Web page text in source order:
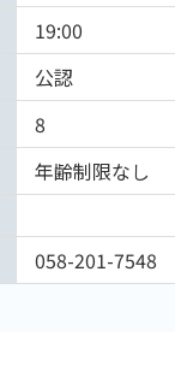
19:00
公認
8
年齢制限なし
058-201-7548